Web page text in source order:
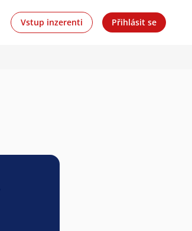
Vstup inzerenti Přihlásit se